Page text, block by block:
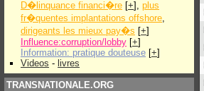
D�linquance financi�re [+], plus
fr�quentes implantations offshore,
dirigeants les mieux pay�s [+]
Influence:corruption/lobby [+]
Information: pratique douteuse [+]
Videos - livres
TRANSNATIONALE.ORG